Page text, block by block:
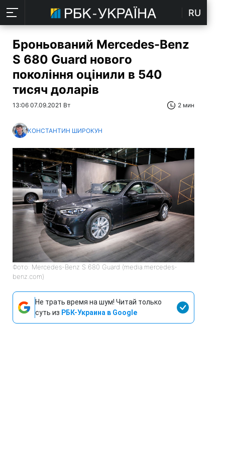
RU
Броньований Mercedes-Benz
S 680 Guard нового
покоління оцінили в 540
тисяч доларів
13:06 07.09.2021 Вт 2 мин
КОНСТАНТИН ШИРОКУН
Фото: Mercedes-Benz S 680 Guard (media.mercedes-
benz.com)
Не трать время на шум! Читай только
суть из РБК-Украина в Google